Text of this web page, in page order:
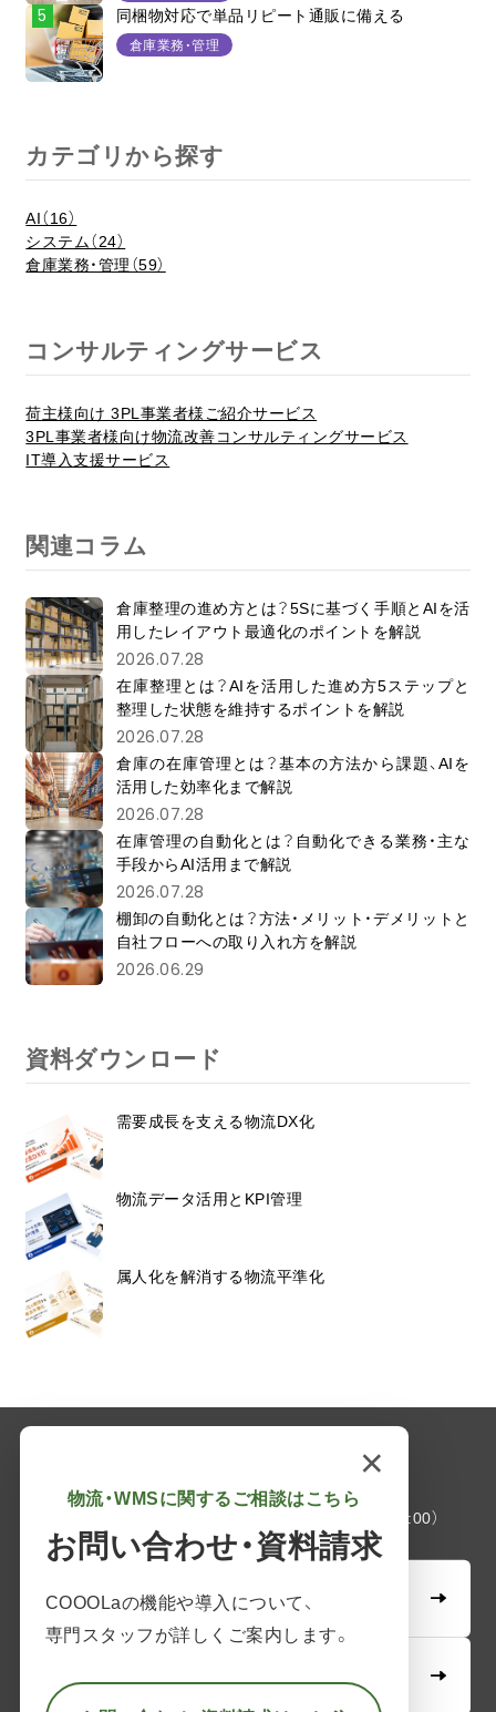
同梱物対応で単品リピート通販に備える
倉庫業務・管理
カテゴリから探す
AI（16）
システム（24）
倉庫業務・管理（59）
コンサルティングサービス
荷主様向け 3PL事業者様ご紹介サービス
3PL事業者様向け物流改善コンサルティングサービス
IT導入支援サービス
関連コラム
倉庫整理の進め方とは？5Sに基づく手順とAIを活
用したレイアウト最適化のポイントを解説
2026.07.28
在庫整理とは？AIを活用した進め方5ステップと
整理した状態を維持するポイントを解説
2026.07.28
倉庫の在庫管理とは？基本の方法から課題、AIを
活用した効率化まで解説
2026.07.28
在庫管理の自動化とは？自動化できる業務・主な
手段からAI活用まで解説
2026.07.28
棚卸の自動化とは？方法・メリット・デメリットと
自社フローへの取り入れ方を解説
2026.06.29
資料ダウンロード
需要成長を支える物流DX化
物流データ活用とKPI管理
属人化を解消する物流平準化
×
物流・WMSに関するご相談はこちら
お問い合わせ・資料請求
COOOLaの機能や導入について、
専門スタッフが詳しくご案内します。
個人情報保護方針
03-6261-3694 （平日：9:00 - 17:00）
無料オンライン相談